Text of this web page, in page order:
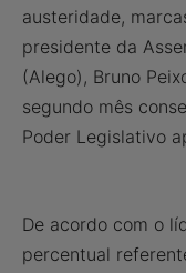
austeridade,
presidente da
(Alego), Bruno
segundo mês
Poder Legislativo
De acordo com o
percentual